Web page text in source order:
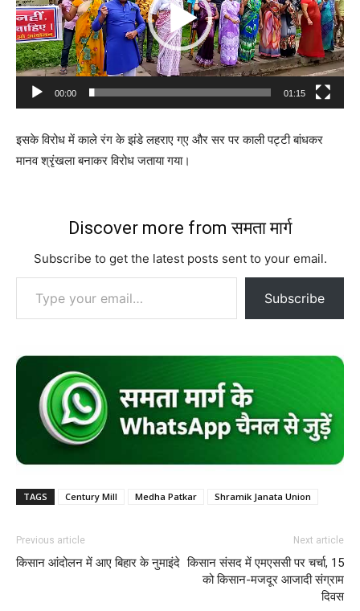
00:00 01:15
इसके विरोध में काले रंग के झंडे लहराए ग्ए और सर पर काली पट्टी बांधकर
मानव श्रृंखला बनाकर विरोध जताया गया।
Discover more from समता मार्ग
Subscribe to get the latest posts sent to your email.
Type your email…
Subscribe
TAGS Century Mill Medha Patkar Shramik Janata Union
Previous article
किसान आंदोलन में आए बिहार के नुमाइंदे
Next article
किसान संसद में एमएससी पर चर्चा, 15
को किसान-मजदूर आजादी संग्राम
दिवस